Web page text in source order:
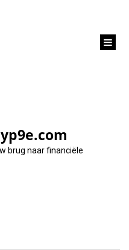
brug naar financiële
bank zwarte lijst